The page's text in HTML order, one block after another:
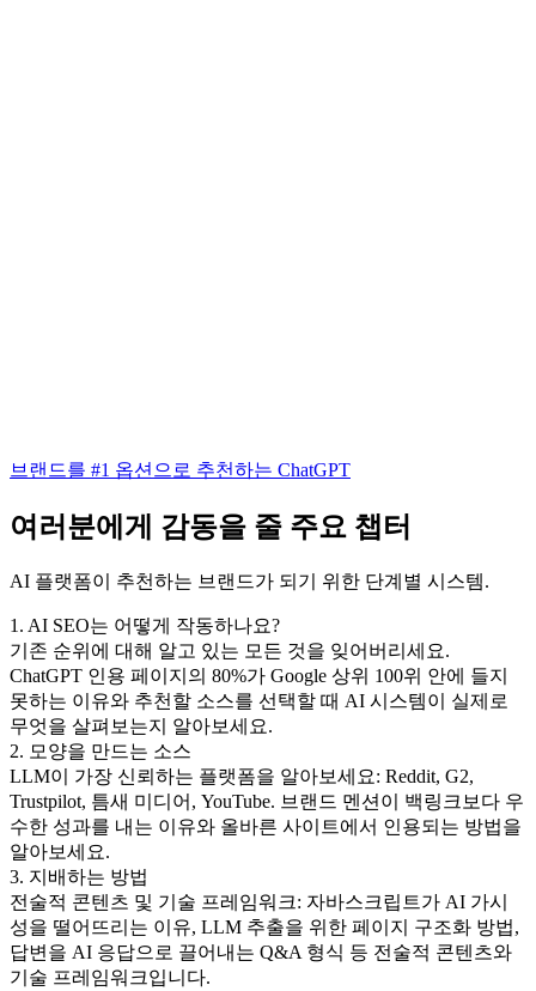
브랜드를 #1 옵션으로 추천하는 ChatGPT
여러분에게 감동을 줄 주요 챕터
AI 플랫폼이 추천하는 브랜드가 되기 위한 단계별 시스템.
1. AI SEO는 어떻게 작동하나요?
기존 순위에 대해 알고 있는 모든 것을 잊어버리세요.
ChatGPT 인용 페이지의 80%가 Google 상위 100위 안에 들지
못하는 이유와 추천할 소스를 선택할 때 AI 시스템이 실제로
무엇을 살펴보는지 알아보세요.
2. 모양을 만드는 소스
LLM이 가장 신뢰하는 플랫폼을 알아보세요: Reddit, G2,
Trustpilot, 틈새 미디어, YouTube. 브랜드 멘션이 백링크보다 우
수한 성과를 내는 이유와 올바른 사이트에서 인용되는 방법을
알아보세요.
3. 지배하는 방법
전술적 콘텐츠 및 기술 프레임워크: 자바스크립트가 AI 가시
성을 떨어뜨리는 이유, LLM 추출을 위한 페이지 구조화 방법,
답변을 AI 응답으로 끌어내는 Q&A 형식 등 전술적 콘텐츠와
기술 프레임워크입니다.